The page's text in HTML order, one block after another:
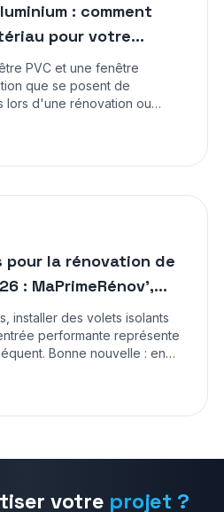
: comment
pour votre
PVC et une fenêtre
que se posent de
lors d'une rénovation ou
matière d'isolation, de
la rénovation de
: MaPrimeRénov',
installer des volets isolants
performante représente
Bonne nouvelle : en
le reste à
votre projet ?